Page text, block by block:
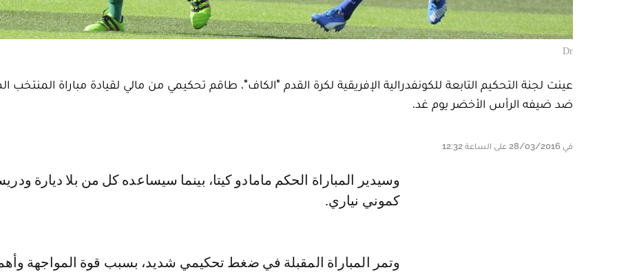
Dr
عينت لجنة التحكيم التابعة للكونفدرالية الإفريقية لكرة القدم "الكاف"، طاقم تحكيمي من مالي لقيادة مباراة المنتخب
ضد ضيفه الرأس الأخضر يوم غد.
في 28/03/2016 على الساعة 12:32
وسيدير المباراة الحكم مامادو كيتا، بينما سيساعده كل من بلا ديارة ودريسا
كموني نياري.
وتمر المباراة المقبلة في ضغط تحكيمي شديد، بسبب قوة المواجهة